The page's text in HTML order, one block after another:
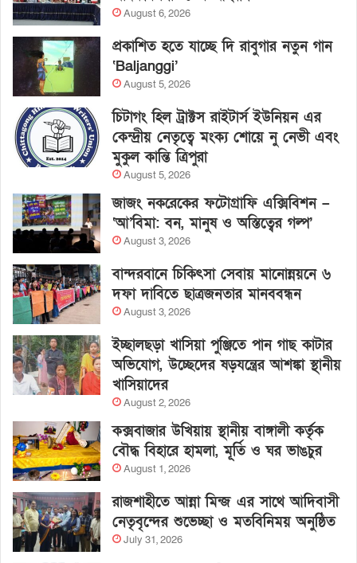
August 6, 2026
প্রকাশিত হতে যাচ্ছে দি রাবুগার নতুন গান
‘Baljanggi’
August 5, 2026
চিটাগং হিল ট্রাক্টস রাইটার্স ইউনিয়ন এর
কেন্দ্রীয় নেতৃত্বে মংক্য শোয়ে নু নেভী এবং
মুকুল কান্তি ত্রিপুরা
August 5, 2026
জাজং নকরেকের ফটোগ্রাফি এক্সিবিশন –
‘আ’বিমা: বন, মানুষ ও অস্তিত্বের গল্প’
August 3, 2026
বান্দরবানে চিকিৎসা সেবায় মানোন্নয়নে ৬
দফা দাবিতে ছাত্রজনতার মানববন্ধন
August 3, 2026
ইচ্ছালছড়া খাসিয়া পুঞ্জিতে পান গাছ কাটার
অভিযোগ, উচ্ছেদের ষড়যন্ত্রের আশঙ্কা স্থানীয়
খাসিয়াদের
August 2, 2026
কক্সবাজার উখিয়ায় স্থানীয় বাঙ্গালী কর্তৃক
বৌদ্ধ বিহারে হামলা, মূর্তি ও ঘর ভাঙচুর
August 1, 2026
রাজশাহীতে আন্না মিন্জ এর সাথে আদিবাসী
নেতৃবৃন্দের শুভেচ্ছা ও মতবিনিময় অনুষ্ঠিত
July 31, 2026